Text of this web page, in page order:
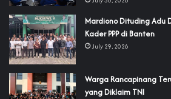
‎Mardiono Dituding Adu
Kader PPP di Banten
July 29, 2026
‎Warga Rancapinang
yang Diklaim TNI‎‎